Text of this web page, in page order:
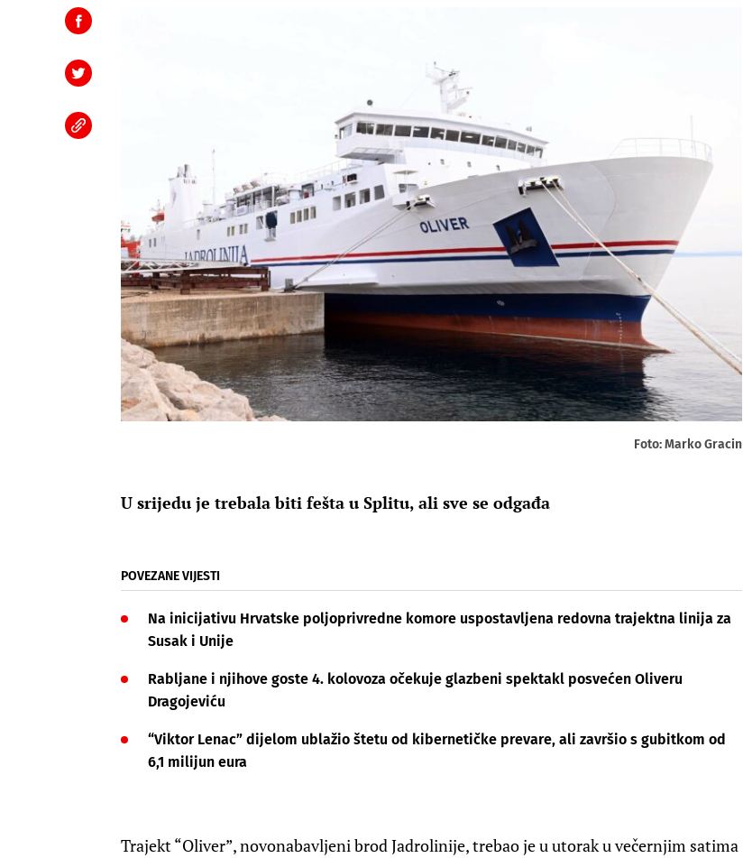
Foto: Marko Gracin
U srijedu je trebala biti fešta u Splitu, ali sve se odgađa
POVEZANE VIJESTI
Na inicijativu Hrvatske poljoprivredne komore uspostavljena redovna trajektna linija za
Susak i Unije
Rabljane i njihove goste 4. kolovoza očekuje glazbeni spektakl posvećen Oliveru
Dragojeviću
“Viktor Lenac” dijelom ublažio štetu od kibernetičke prevare, ali završio s gubitkom od
6,1 milijun eura
Trajekt “Oliver”, novonabavljeni brod Jadrolinije, trebao je u utorak u večernjim satima